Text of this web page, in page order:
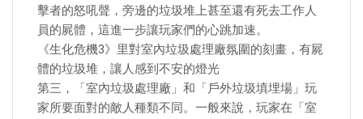
擊者的怒吼聲，旁邊的垃圾堆上甚至還有死去工作人
員的屍體，這進一步讓玩家們的心跳加速。
《生化危機3》里對室內垃圾處理廠氛圍的刻畫，有屍
體的垃圾堆，讓人感到不安的燈光
第三，「室內垃圾處理廠」和「戶外垃圾填埋場」玩
家所要面對的敵人種類不同。一般來說，玩家在「室